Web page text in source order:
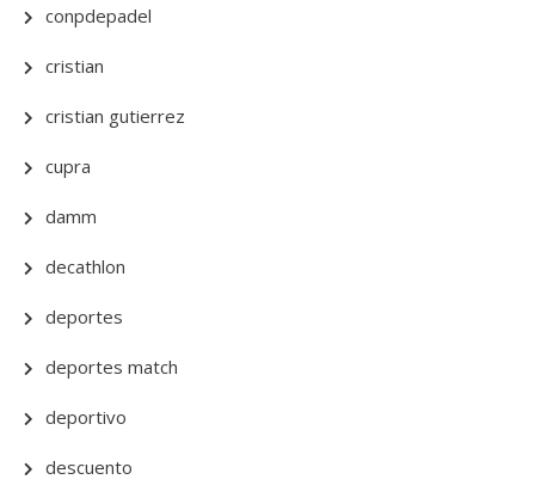
conpdepadel
cristian
cristian gutierrez
cupra
damm
decathlon
deportes
deportes match
deportivo
descuento